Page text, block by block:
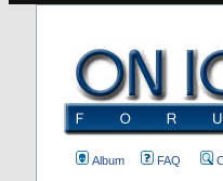
Album FAQ